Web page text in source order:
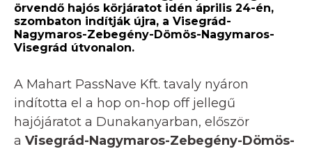
örvendő hajós körjáratot idén április 24-én,
szombaton indítják újra, a Visegrád-
Nagymaros-Zebegény-Dömös-Nagymaros-
Visegrád útvonalon.
A Mahart PassNave Kft. tavaly nyáron
indította el a hop on-hop off jellegű
hajójáratot a Dunakanyarban, először
a Visegrád-Nagymaros-Zebegény-Dömös-